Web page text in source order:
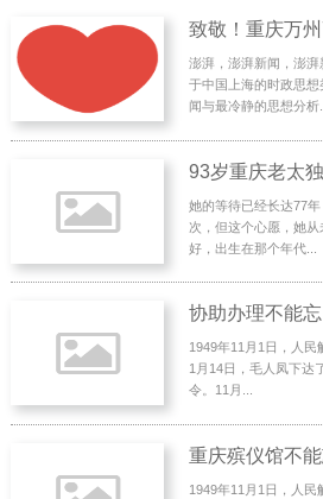
致敬！重庆万
澎湃，澎湃新闻，澎
于中国上海的时政思
闻与最冷静的思想分析...
她的等待已经长达77
次，但这个心愿，她
好，出生在那个年代...
1949年11月1日，人
1月14日，毛人凤下达
令。11月...
1949年11月1日，人民